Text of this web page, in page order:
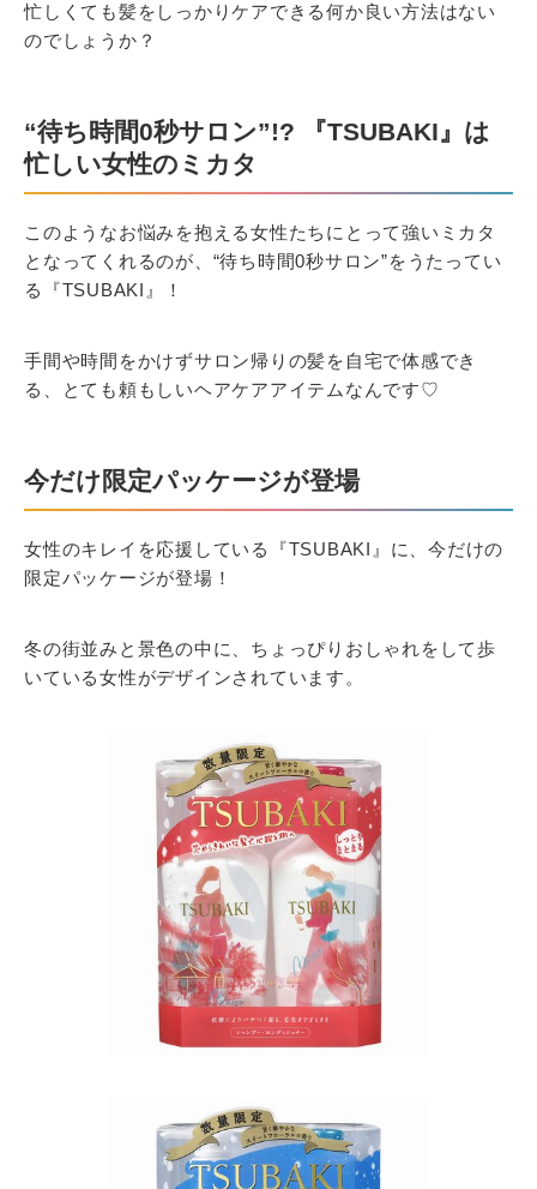
忙しくても髪をしっかりケアできる何か良い方法はない
のでしょうか？
“待ち時間0秒サロン”!? 『TSUBAKI』は
忙しい女性のミカタ
このようなお悩みを抱える女性たちにとって強いミカタ
となってくれるのが、“待ち時間0秒サロン”をうたってい
る『TSUBAKI』！
手間や時間をかけずサロン帰りの髪を自宅で体感でき
る、とても頼もしいヘアケアアイテムなんです♡
今だけ限定パッケージが登場
女性のキレイを応援している『TSUBAKI』に、今だけの
限定パッケージが登場！
冬の街並みと景色の中に、ちょっぴりおしゃれをして歩
いている女性がデザインされています。